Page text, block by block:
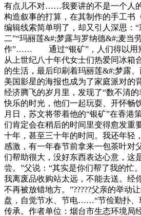
有点儿不对……我要讲的不是一个
构造叙事的打算，在其制作的手工书
编辑线索简单明了，却又引人深思：“
二”“玛丽莲&#;梦露与罗纳德&#;麦当
作”…… 通过“银矿”，人们得以用别
从上世纪八十年代女士们热爱同冰箱
的生活，最后印刷着玛丽莲&#;梦露
美国影星的海报也成为了家庭派对
经济腾飞的岁月里，发现了“数不清
快乐的时光，他们一起玩耍、开怀
月日，苏文将带着他的“银矿”在香港
们肯定会在稍后的时间里变得愈发重
十年，甚至三十年的时间。我还年轻
感激，有一年春节前拿来一包茶叶对
们帮助很大，没好东西表达心意，这
尝。”父说：“其实是你们帮了我的忙
我离废品收购站太远，不能去送。经
不再被放错地方。”?????父亲的举动
盘，自觉节水、节电……“节俭勤扑、
传承。作者单位：烟台市生态环境局